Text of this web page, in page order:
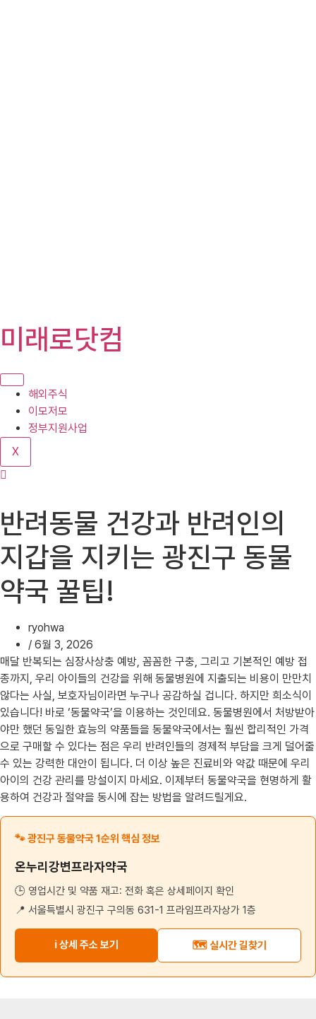
텐
로
기
미래로닷컴
해외주식
이모저모
정부지원사업
X
반려동물 건강과 반려인의
지갑을 지키는 광진구 동물
약국 꿀팁!
ryohwa
/ 6월 3, 2026
매달 반복되는 심장사상충 예방, 꼼꼼한 구충, 그리고 기본적인 예방 접
종까지, 우리 아이들의 건강을 위해 동물병원에 지출되는 비용이 만만치
않다는 사실, 보호자님이라면 누구나 공감하실 겁니다. 하지만 희소식이
있습니다! 바로 ‘동물약국’을 이용하는 것인데요. 동물병원에서 처방받아
야만 했던 동일한 효능의 약품들을 동물약국에서는 훨씬 합리적인 가격
으로 구매할 수 있다는 점은 우리 반려인들의 경제적 부담을 크게 덜어줄
수 있는 강력한 대안이 됩니다. 더 이상 높은 진료비와 약값 때문에 우리
아이의 건강 관리를 망설이지 마세요. 이제부터 동물약국을 현명하게 활
용하여 건강과 절약을 동시에 잡는 방법을 알려드릴게요.
🐾 광진구 동물약국 1순위 핵심 정보
온누리강변프라자약국
🕒 영업시간 및 약품 재고: 전화 혹은 상세페이지 확인
📍 서울특별시 광진구 구의동 631-1 프라임프라자상가 1층
ℹ️ 상세 주소 보기 🗺️ 실시간 길찾기